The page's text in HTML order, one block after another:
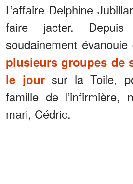
L’affaire Delphine
faire jacter. Depuis
soudainement
plusieurs groupes de
le joursur la Toile,
famille de l’infirmière,
mari, Cédric.